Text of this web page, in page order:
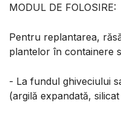
MODUL DE FOLOSIRE:
Pentru replantarea,
plantelor în containere
- La fundul ghiveciului
(argilă expandată,